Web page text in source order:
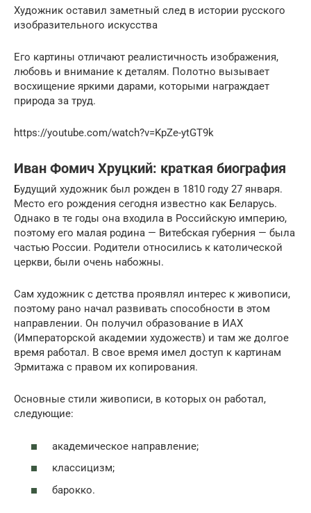
Художник оставил заметный след в истории русского
изобразительного искусства
Его картины отличают реалистичность изображения,
любовь и внимание к деталям. Полотно вызывает
восхищение яркими дарами, которыми награждает
природа за труд.
https://youtube.com/watch?v=KpZe-ytGT9k
Иван Фомич Хруцкий: краткая биография
Будущий художник был рожден в 1810 году 27 января.
Место его рождения сегодня известно как Беларусь.
Однако в те годы она входила в Российскую империю,
поэтому его малая родина — Витебская губерния — была
частью России. Родители относились к католической
церкви, были очень набожны.
Сам художник с детства проявлял интерес к живописи,
поэтому рано начал развивать способности в этом
направлении. Он получил образование в ИАХ
(Императорской академии художеств) и там же долгое
время работал. В свое время имел доступ к картинам
Эрмитажа с правом их копирования.
Основные стили живописи, в которых он работал,
следующие:
академическое направление;
классицизм;
барокко.